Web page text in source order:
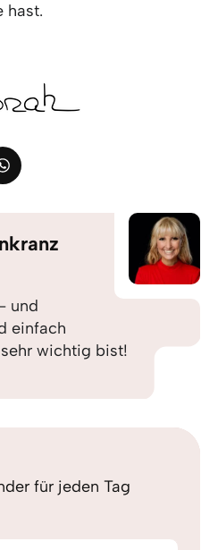
hast.
und
einfach
wichtig bist!
für jeden Tag